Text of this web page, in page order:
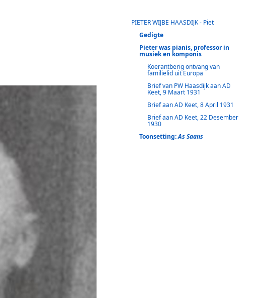
PIETER WIJBE HAASDIJK - Piet
Gedigte
Pieter was pianis, professor in
musiek en komponis
Koerantberig ontvang van
familielid uit Europa
Brief van PW Haasdijk aan AD
Keet, 9 Maart 1931
Brief aan AD Keet, 8 April 1931
Brief aan AD Keet, 22 Desember
1930
Toonsetting:As Saans